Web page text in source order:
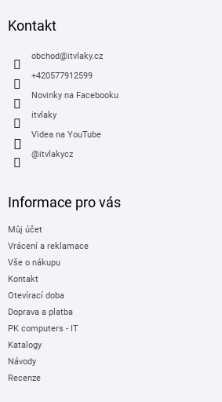
Kontakt
obchod@itvlaky.cz
+420577912599
Novinky na Facebooku
itvlaky
Videa na YouTube
@itvlakycz
Informace pro vás
Můj účet
Vrácení a reklamace
Vše o nákupu
Kontakt
Otevírací doba
Doprava a platba
PK computers - IT
Katalogy
Návody
Recenze